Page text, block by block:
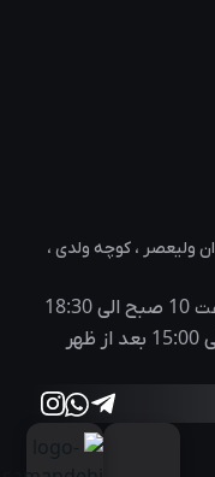
ولیعصر ، کوچه ولدی ،
10 صبح الی18:30
15:00 بعد از ظهر